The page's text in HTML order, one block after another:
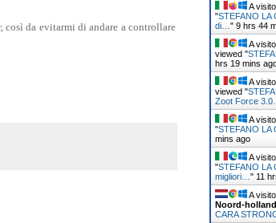
così da evitarmi di andare a controllare
A
"STEFANO LA
di… " 9 hrs 44
A
viewed "
hrs 19 mins
A
viewed "
Zoot Force 3.0…
A
"STEFANO LA
mins ago
A
"STEFANO LA
migliori… " 11
A
Noord-holland
CARA